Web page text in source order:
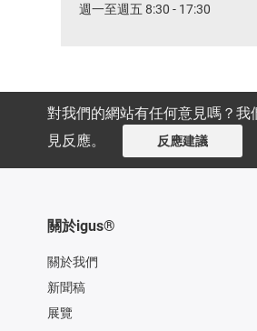
週一至週五 8:30 - 17:30
對我們的網站有任何意見嗎？我
見反應。
反應建議
關於igus®
關於我們
新聞稿
展覽